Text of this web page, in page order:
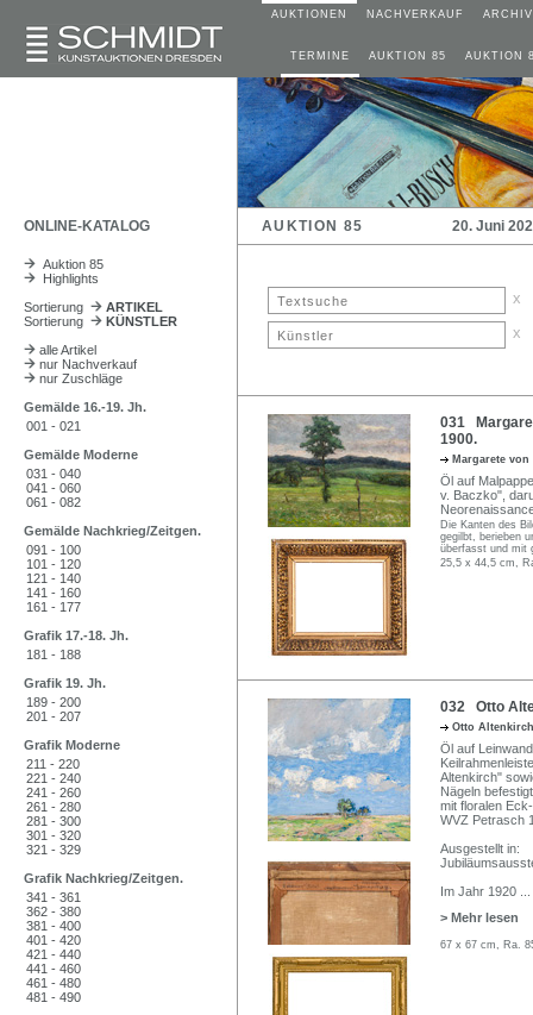
AUKTIONEN NACHVERKAUF ARCHIV
TERMINE AUKTION 85 AUKTION
ONLINE-KATALOG AUKTION 85 20. Juni
Auktion 85
Highlights
Sortierung
ARTIKEL
Sortierung
KÜNSTLER
alle Artikel
nur Nachverkauf
nur Zuschläge
Gemälde 16.-19. Jh.
001 - 021
Gemälde Moderne
031 - 040
041 - 060
061 - 082
Gemälde Nachkrieg/Zeitgen.
091 - 100
101 - 120
121 - 140
141 - 160
161 - 177
Grafik 17.-18. Jh.
181 - 188
Grafik 19. Jh.
189 - 200
201 - 207
Grafik Moderne
211 - 220
221 - 240
241 - 260
261 - 280
281 - 300
301 - 320
321 - 329
Grafik Nachkrieg/Zeitgen.
341 - 361
362 - 380
381 - 400
401 - 420
421 - 440
441 - 460
461 - 480
481 - 490
x
x
031
1900.
Margarete
Öl auf
v. Baczko",
Die Kanten des
gegilbt, berieben
überfasst und mit
25,5 x 44,5 cm,
032 Otto
Otto
Öl auf
Altenkirch"
Nägeln
mit floralen
WVZ Petrasch
Ausgestellt in:
Im Jahr 1920
> Mehr lesen
67 x 67 cm, Ra.